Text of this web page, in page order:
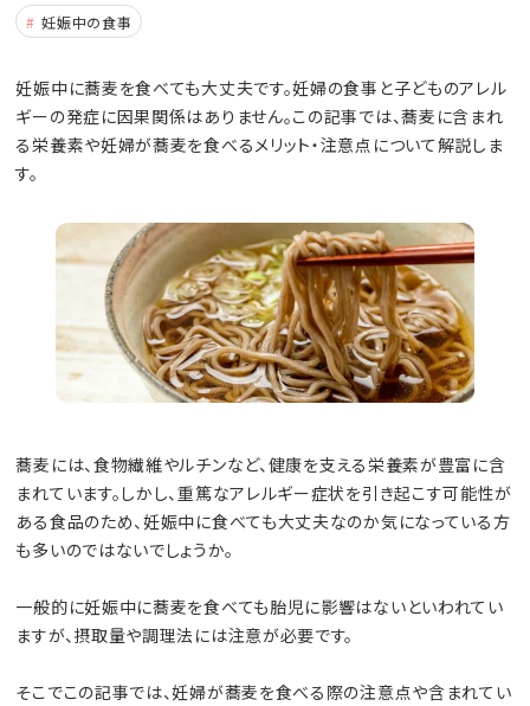
妊娠中の食事
妊娠中に蕎麦を食べても大丈夫です。妊婦の食事と子どものアレル
ギーの発症に因果関係はありません。この記事では、蕎麦に含まれ
る栄養素や妊婦が蕎麦を食べるメリット・注意点について解説しま
す。
蕎麦には、食物繊維やルチンなど、健康を支える栄養素が豊富に含
まれています。しかし、重篤なアレルギー症状を引き起こす可能性が
ある食品のため、妊娠中に食べても大丈夫なのか気になっている方
も多いのではないでしょうか。
一般的に妊娠中に蕎麦を食べても胎児に影響はないといわれてい
ますが、摂取量や調理法には注意が必要です。
そこでこの記事では、妊婦が蕎麦を食べる際の注意点や含まれてい